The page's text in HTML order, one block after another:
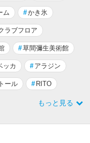
ム #かき氷
ラブフロア
#草間彌生美術館
ッカ # アラジン
ール # RITO
もっと見る